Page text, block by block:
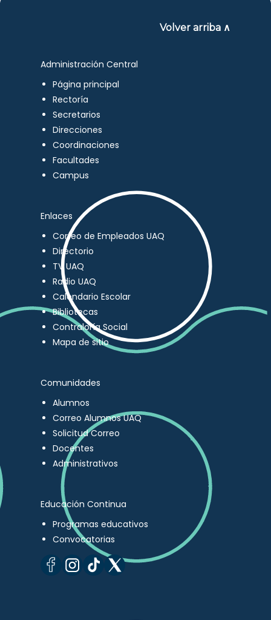
Volver arriba ∧
Administración Central
Página principal
Rectoría
Secretarios
Direcciones
Coordinaciones
Facultades
Campus
Enlaces
Correo de Empleados UAQ
Directorio
TV UAQ
Radio UAQ
Calendario Escolar
Bibliotecas
Contraloría Social
Mapa de sitio
Comunidades
Alumnos
Correo Alumnos UAQ
Solicitud Correo
Docentes
Administrativos
Educación Continua
Programas educativos
Convocatorias